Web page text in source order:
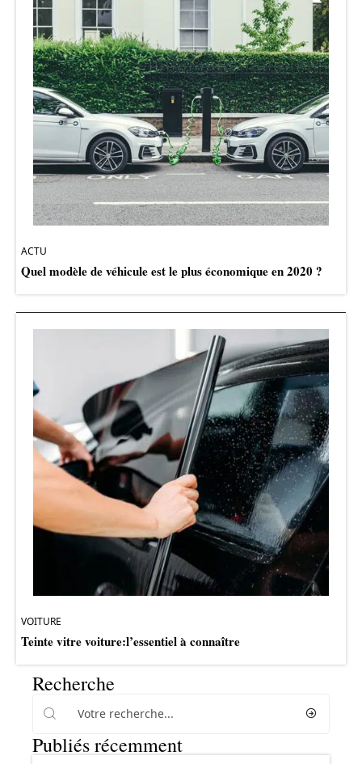
ACTU
Quel modèle de véhicule est le plus économique en 2020 ?
VOITURE
Teinte vitre voiture:l’essentiel à connaître
Recherche
Publiés récemment